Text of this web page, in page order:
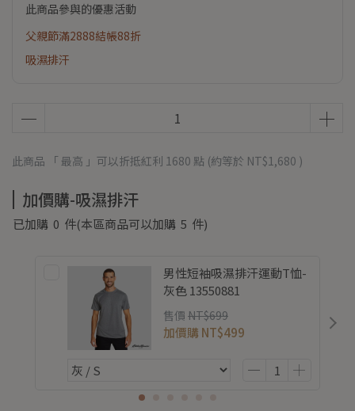
此商品參與的優惠活動
父親節滿2888結帳88折
吸濕排汗
此商品 「 最高 」可以折抵紅利 1680 點 (約等於 NT$1,680 )
加價購-吸濕排汗
已加購 0 件(本區商品可以加購 5 件)
男性短袖吸濕排汗運動T恤-
灰色 13550881
售價 NT$699
加價購 NT$499